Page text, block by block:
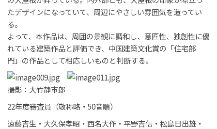
たデザインになっていて、周辺にやさしい雰囲気を造ってい
る。
よって、本作品は、周囲の景観に調和し、意匠性、独創性に優
れている建築作品と評価でき、中国建築文化賞の「住宅部
門」の作品として相応しいものと判断する。
撮影：大竹静市郎
22年度審査員（敬称略・50音順）
遠藤吉生・大久保孝昭・西名大作・平野吉信・松島日出雄・